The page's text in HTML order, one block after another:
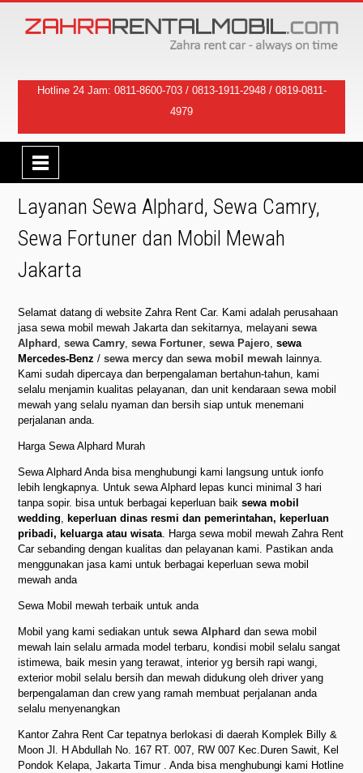
Hotline 24 Jam: 0811-8600-703/ 0813-1911-2948/ 0819-0811-
4979
Layanan Sewa Alphard, Sewa Camry,
Sewa Fortuner dan Mobil Mewah
Jakarta
Selamat datang di website Zahra Rent Car. Kami adalah perusahaan
jasa sewa mobil mewah Jakarta dan sekitarnya, melayanisewa
Alphard ,sewa Camry,sewa Fortuner,sewa Pajero,sewa
Mercedes-Benz /sewa mercy dansewa mobil mewah lainnya.
Kami sudah dipercaya dan berpengalaman bertahun-tahun, kami
selalu menjamin kualitas pelayanan, dan unit kendaraan sewa mobil
mewah yang selalu nyaman dan bersih siap untuk menemani
perjalanan anda.
Harga Sewa Alphard Murah
Sewa Alphard Anda bisa menghubungi kami langsung untuk ionfo
lebih lengkapnya. Untuk sewa Alphard lepas kunci minimal 3 hari
tanpa sopir. bisa untuk berbagai keperluan baiksewa mobil
wedding, keperluan dinas resmi dan pemerintahan, keperluan
pribadi, keluarga atau wisata. Harga sewa mobil mewah Zahra Rent
Car sebanding dengan kualitas dan pelayanan kami. Pastikan anda
menggunakan jasa kami untuk berbagai keperluan sewa mobil
mewah anda
Sewa Mobil mewah terbaik untuk anda
Mobil yang kami sediakan untuksewa Alphard dan sewa mobil
mewah lain selalu armada model terbaru, kondisi mobil selalu sangat
istimewa, baik mesin yang terawat, interior yg bersih rapi wangi,
exterior mobil selalu bersih dan mewah didukung oleh driver yang
berpengalaman dan crew yang ramah membuat perjalanan anda
selalu menyenangkan
Kantor Zahra Rent Car tepatnya berlokasi di daerah Komplek Billy &
Moon Jl. H Abdullah No. 167 RT. 007, RW 007 Kec.Duren Sawit, Kel
Pondok Kelapa, Jakarta Timur . Anda bisa menghubungi kami Hotline